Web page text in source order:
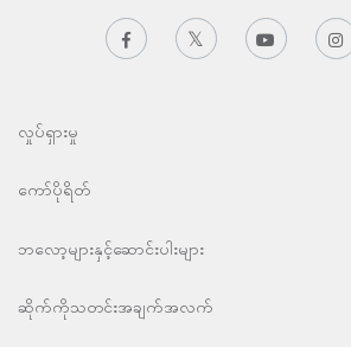
လှုပ်ရှားမှု
ကော်ပိုရိတ်
ဘလော့များနှင့်ဆောင်းပါးများ
ဆိုက်ကိုသတင်းအချက်အလက်